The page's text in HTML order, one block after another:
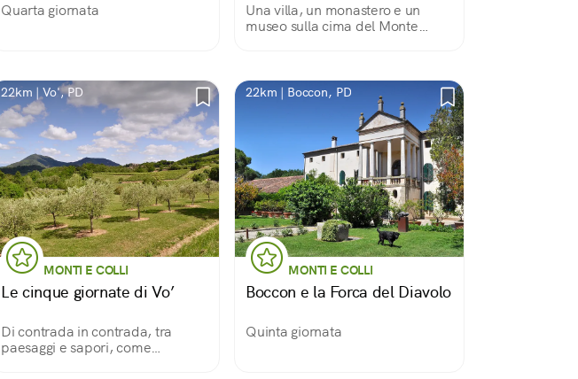
Quarta giornata
Una villa, un monastero e un
museo sulla cima del Monte
22km | Vo', PD
MONTI E COLLI
Le cinque giornate di Vo’
Di contrada in contrada, tra
paesaggi e sapori, come
22km | Boccon, PD
MONTI E COLLI
Boccon e la Forca del Diavolo
Quinta giornata